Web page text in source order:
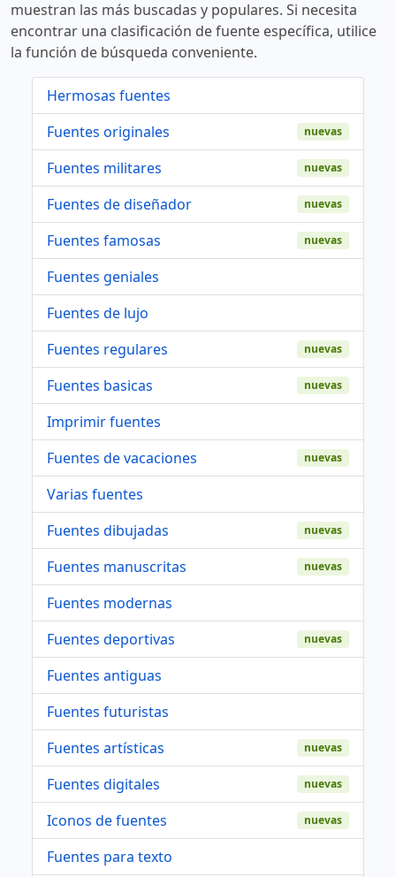
muestran las más buscadas y populares. Si necesita
encontrar una clasificación de fuente específica, utilice
la función de búsqueda conveniente.
Hermosas fuentes
Fuentes originales
nuevas
Fuentes militares nuevas
Fuentes de diseñador nuevas
Fuentes famosas nuevas
Fuentes geniales
Fuentes de lujo
Fuentes regulares
nuevas
Fuentes basicas nuevas
Imprimir fuentes
Fuentes de vacaciones
nuevas
Varias fuentes
Fuentes dibujadas
nuevas
Fuentes manuscritas nuevas
Fuentes modernas
Fuentes deportivas
nuevas
Fuentes antiguas
Fuentes futuristas
Fuentes artísticas
nuevas
Fuentes digitales nuevas
Iconos de fuentes nuevas
Fuentes para texto